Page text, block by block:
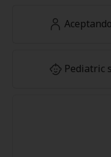
Pediatric